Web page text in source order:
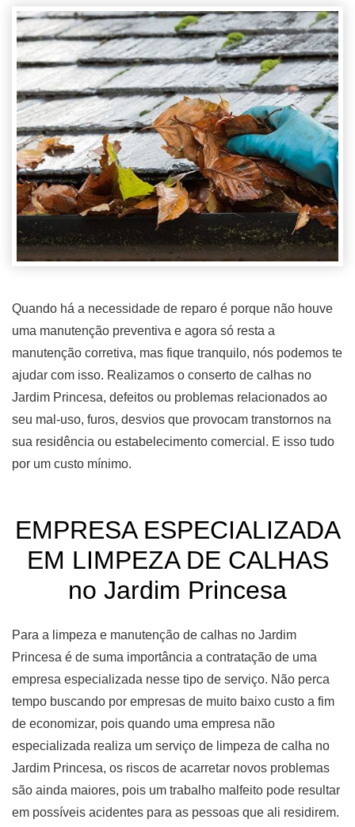
Quando há a necessidade de reparo é porque não houve
uma manutenção preventiva e agora só resta a
manutenção corretiva, mas fique tranquilo, nós podemos te
ajudar com isso. Realizamos o conserto de calhas no
Jardim Princesa, defeitos ou problemas relacionados ao
seu mal-uso, furos, desvios que provocam transtornos na
sua residência ou estabelecimento comercial. E isso tudo
por um custo mínimo.
EMPRESA ESPECIALIZADA
EM LIMPEZA DE CALHAS
no Jardim Princesa
Para a limpeza e manutenção de calhas no Jardim
Princesa é de suma importância a contratação de uma
empresa especializada nesse tipo de serviço. Não perca
tempo buscando por empresas de muito baixo custo a fim
de economizar, pois quando uma empresa não
especializada realiza um serviço de limpeza de calha no
Jardim Princesa, os riscos de acarretar novos problemas
são ainda maiores, pois um trabalho malfeito pode resultar
em possíveis acidentes para as pessoas que ali residirem.